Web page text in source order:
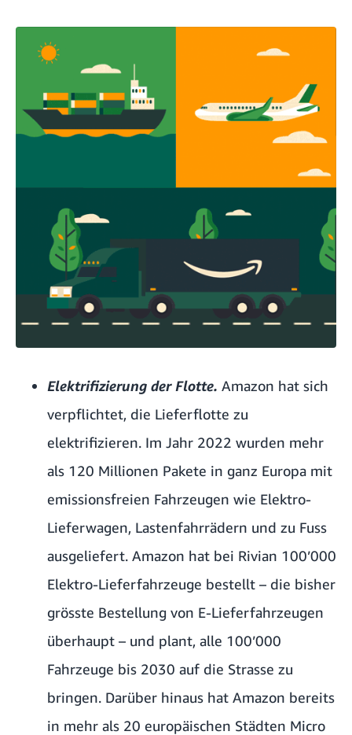
Elektrifizierung der Flotte. Amazon hat sich
verpflichtet, die Lieferflotte zu
elektrifizieren. Im Jahr 2022 wurden mehr
als 120 Millionen Pakete in ganz Europa mit
emissionsfreien Fahrzeugen wie Elektro-
Lieferwagen, Lastenfahrrädern und zu Fuss
ausgeliefert. Amazon hat bei Rivian 100’000
Elektro-Lieferfahrzeuge bestellt – die bisher
grösste Bestellung von E-Lieferfahrzeugen
überhaupt – und plant, alle 100’000
Fahrzeuge bis 2030 auf die Strasse zu
bringen. Darüber hinaus hat Amazon bereits
in mehr als 20 europäischen Städten Micro